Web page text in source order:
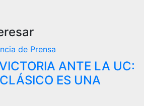
de Prensa
ANTE LA UC:
ES UNA